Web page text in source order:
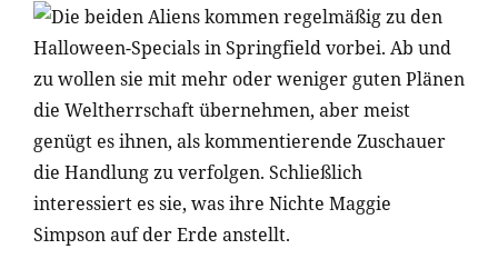
Die beiden Aliens kommen regelmäßig zu den
Halloween-Specials in Springfield vorbei. Ab und
zu wollen sie mit mehr oder weniger guten Plänen
die Weltherrschaft übernehmen, aber meist
genügt es ihnen, als kommentierende Zuschauer
die Handlung zu verfolgen. Schließlich
interessiert es sie, was ihre Nichte Maggie
Simpson auf der Erde anstellt.